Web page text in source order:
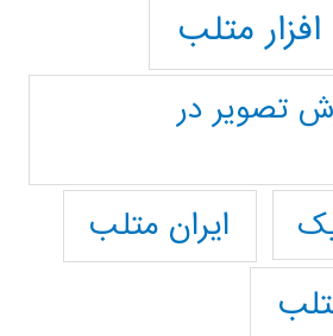
متلب
تصوير در
ایران متلب